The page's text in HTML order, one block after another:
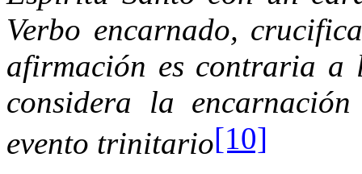
Verbo encarnado,
afirmación es contraria a
considera la
evento trinitario[10]